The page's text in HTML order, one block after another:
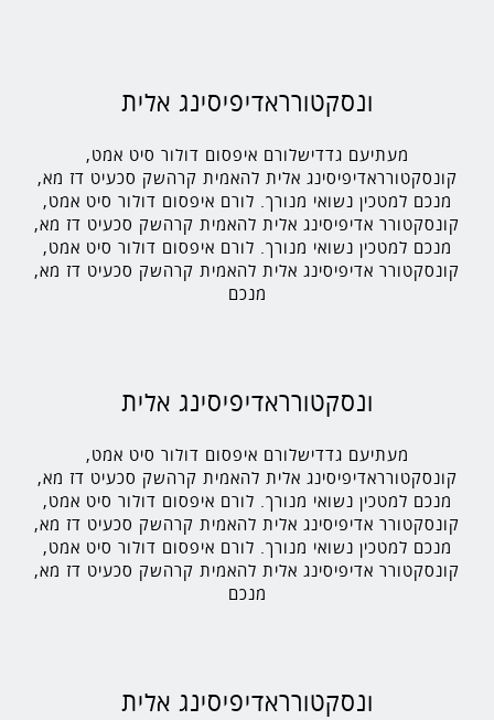
ונסקטורראדיפיסינג אלית
מעתיעם גדדישלורם איפסום דולור סיט אמט,
קונסקטורראדיפיסינג אלית להאמית קרהשק סכעיט דז מא,
מנכם למטכין נשואי מנורך. לורם איפסום דולור סיט אמט,
קונסקטורר אדיפיסינג אלית להאמית קרהשק סכעיט דז מא,
מנכם למטכין נשואי מנורך. לורם איפסום דולור סיט אמט,
קונסקטורר אדיפיסינג אלית להאמית קרהשק סכעיט דז מא,
מנכם
ונסקטורראדיפיסינג אלית
מעתיעם גדדישלורם איפסום דולור סיט אמט,
קונסקטורראדיפיסינג אלית להאמית קרהשק סכעיט דז מא,
מנכם למטכין נשואי מנורך. לורם איפסום דולור סיט אמט,
קונסקטורר אדיפיסינג אלית להאמית קרהשק סכעיט דז מא,
מנכם למטכין נשואי מנורך. לורם איפסום דולור סיט אמט,
קונסקטורר אדיפיסינג אלית להאמית קרהשק סכעיט דז מא,
מנכם
ונסקטורראדיפיסינג אלית